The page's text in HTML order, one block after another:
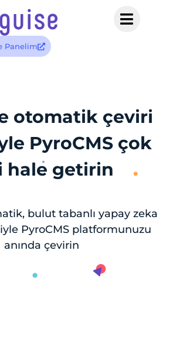
Panelim
otomatik çeviri
PyroCMS çok
hale getirin
bulut tabanlı yapay zeka
PyroCMS platformunuzu
anında çevirin